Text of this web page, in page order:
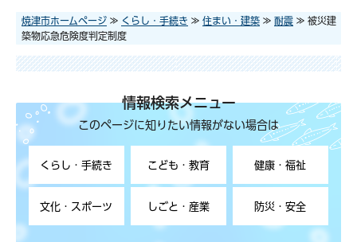
焼津市ホームページ ≫ くらし・手続き ≫ 住まい・建築 ≫ 耐震 ≫ 被災建
築物応急危険度判定制度
情報検索メニュー
このページに知りたい情報がない場合は
くらし・手続き こども・教育 健康・福祉
文化・スポーツ しごと・産業 防災・安全